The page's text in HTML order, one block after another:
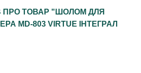
ПРО ТОВАР "ШОЛОМ ДЛЯ
MD-803 VIRTUE ІНТЕГРАЛ